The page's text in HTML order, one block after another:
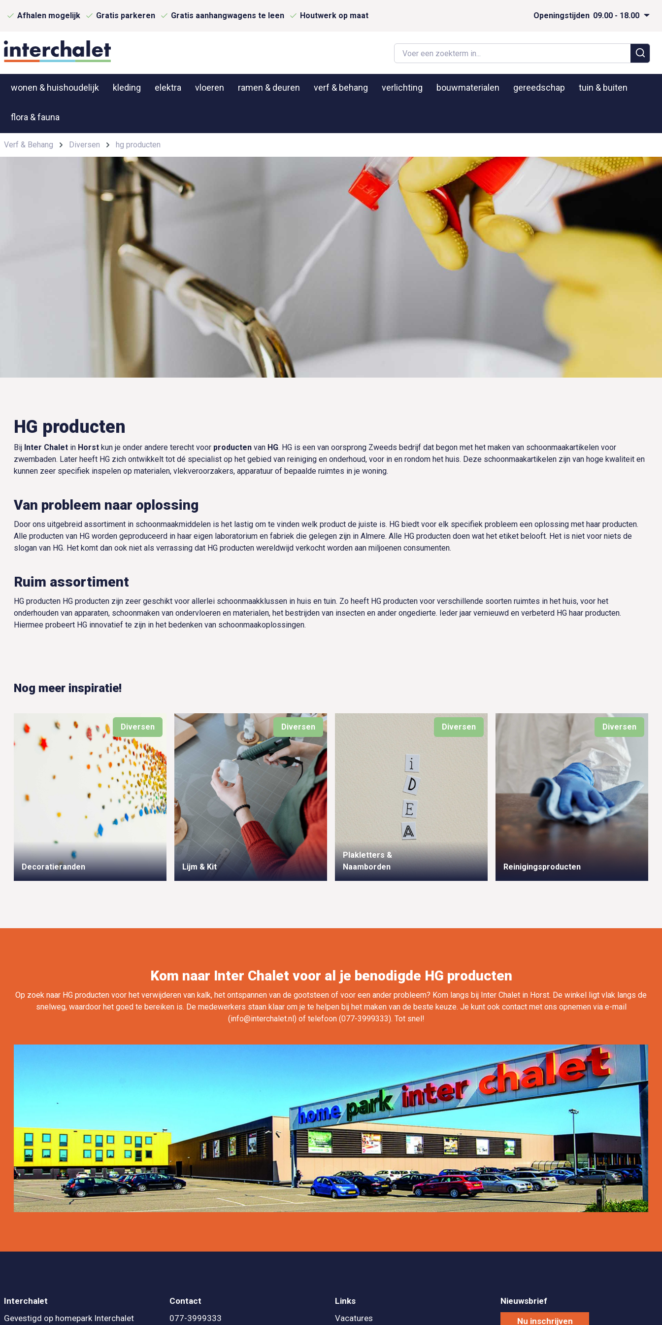
Afhalen mogelijk Gratis parkeren Gratis aanhangwagens te leen Houtwerk op maat Openingstijden 09.00 - 18.00
wonen & huishoudelijk kleding elektra vloeren ramen & deuren verf & behang verlichting bouwmaterialen gereedschap tuin & buiten
flora & fauna
Verf & Behang Diversen hg producten
HG producten
Bij Inter Chalet in Horst kun je onder andere terecht voor producten van HG. HG is een van oorsprong Zweeds bedrijf dat begon met het maken van schoonmaakartikelen voor
zwembaden. Later heeft HG zich ontwikkelt tot dé specialist op het gebied van reiniging en onderhoud, voor in en rondom het huis. Deze schoonmaakartikelen zijn van hoge kwaliteit en
kunnen zeer specifiek inspelen op materialen, vlekveroorzakers, apparatuur of bepaalde ruimtes in je woning.
Van probleem naar oplossing
Door ons uitgebreid assortiment in schoonmaakmiddelen is het lastig om te vinden welk product de juiste is. HG biedt voor elk specifiek probleem een oplossing met haar producten.
Alle producten van HG worden geproduceerd in haar eigen laboratorium en fabriek die gelegen zijn in Almere. Alle HG producten doen wat het etiket belooft. Het is niet voor niets de
slogan van HG. Het komt dan ook niet als verrassing dat HG producten wereldwijd verkocht worden aan miljoenen consumenten.
Ruim assortiment
HG producten HG producten zijn zeer geschikt voor allerlei schoonmaakklussen in huis en tuin. Zo heeft HG producten voor verschillende soorten ruimtes in het huis, voor het
onderhouden van apparaten, schoonmaken van ondervloeren en materialen, het bestrijden van insecten en ander ongedierte. Ieder jaar vernieuwd en verbeterd HG haar producten.
Hiermee probeert HG innovatief te zijn in het bedenken van schoonmaakoplossingen.
Nog meer inspiratie!
Decoratieranden
Diversen
Lijm & Kit
Diversen
Plakletters &
Naamborden
Diversen
Reinigingsproducten
Diversen
Kom naar Inter Chalet voor al je benodigde HG producten
Op zoek naar HG producten voor het verwijderen van kalk, het ontspannen van de gootsteen of voor een ander probleem? Kom langs bij Inter Chalet in Horst. De winkel ligt vlak langs de
snelweg, waardoor het goed te bereiken is. De medewerkers staan klaar om je te helpen bij het maken van de beste keuze. Je kunt ook contact met ons opnemen via e-mail
(info@interchalet.nl) of telefoon (077-3999333). Tot snel!
Interchalet
Gevestigd op homepark Interchalet
Contact
077-3999333
Links
Vacatures
Nieuwsbrief
Nu inschrijven